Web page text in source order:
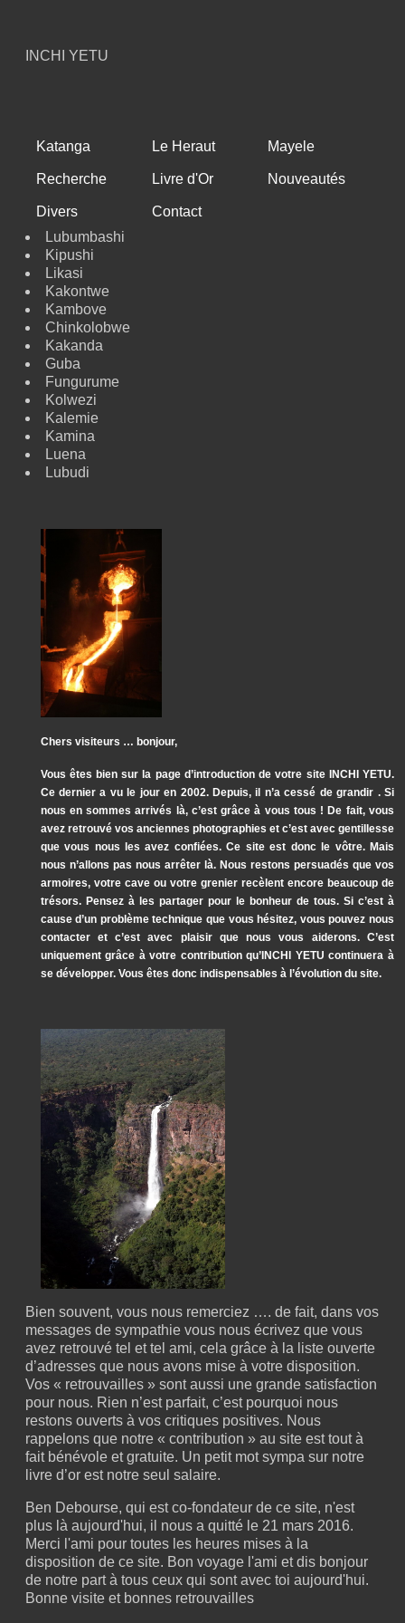
INCHI YETU
Katanga Le Heraut Mayele
Recherche Livre d'Or Nouveautés
Divers
Contact
Lubumbashi
Kipushi
Likasi
Kakontwe
Kambove
Chinkolobwe
Kakanda
Guba
Fungurume
Kolwezi
Kalemie
Kamina
Luena
Lubudi
Chers visiteurs … bonjour,
Vous êtes bien sur la page d’introduction de votre site INCHI YETU.
Ce dernier a vu le jour en 2002. Depuis, il n’a cessé de grandir . Si
nous en sommes arrivés là, c’est grâce à vous tous ! De fait, vous
avez retrouvé vos anciennes photographies et c’est avec gentillesse
que vous nous les avez confiées. Ce site est donc le vôtre. Mais
nous n’allons pas nous arrêter là. Nous restons persuadés que vos
armoires, votre cave ou votre grenier recèlent encore beaucoup de
trésors. Pensez à les partager pour le bonheur de tous. Si c’est à
cause d’un problème technique que vous hésitez, vous pouvez nous
contacter et c’est avec plaisir que nous vous aiderons. C’est
uniquement grâce à votre contribution qu’INCHI YETU continuera à
se développer. Vous êtes donc indispensables à l’évolution du site.
Bien souvent, vous nous remerciez …. de fait, dans vos
messages de sympathie vous nous écrivez que vous
avez retrouvé tel et tel ami, cela grâce à la liste ouverte
d’adresses que nous avons mise à votre disposition.
Vos « retrouvailles » sont aussi une grande satisfaction
pour nous. Rien n’est parfait, c’est pourquoi nous
restons ouverts à vos critiques positives. Nous
rappelons que notre « contribution » au site est tout à
fait bénévole et gratuite. Un petit mot sympa sur notre
livre d’or est notre seul salaire.
Ben Debourse, qui est co-fondateur de ce site, n'est
plus là aujourd'hui, il nous a quitté le 21 mars 2016.
Merci l'ami pour toutes les heures mises à la
disposition de ce site. Bon voyage l'ami et dis bonjour
de notre part à tous ceux qui sont avec toi aujourd'hui.
Bonne visite et bonnes retrouvailles